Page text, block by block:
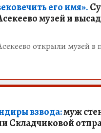
его имя».
музей и
открыли музей в
взвода:муж
Складчиковой